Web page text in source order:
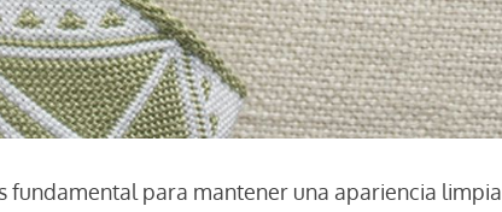
fundamental para mantener una apariencia limpia